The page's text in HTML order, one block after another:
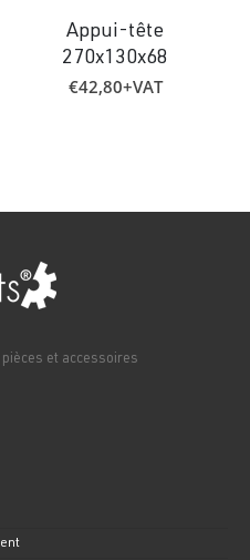
Appui-tête
270x130x68
€42,80+VAT
et accessoires